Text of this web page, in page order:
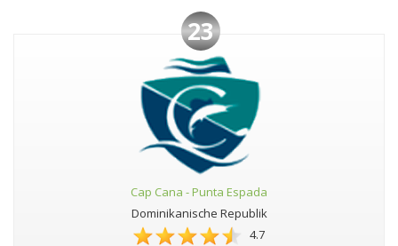
23
Cap Cana - Punta Espada
Dominikanische Republik
4.7